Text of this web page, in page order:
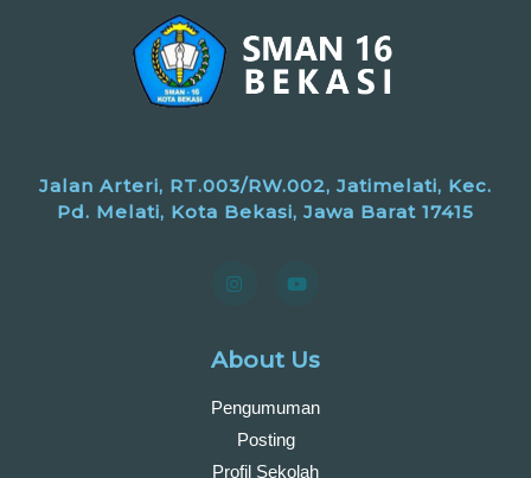
Jalan Arteri, RT.003/RW.002, Jatimelati, Kec.
Pd. Melati, Kota Bekasi, Jawa Barat 17415
About Us
Pengumuman
Posting
Profil Sekolah